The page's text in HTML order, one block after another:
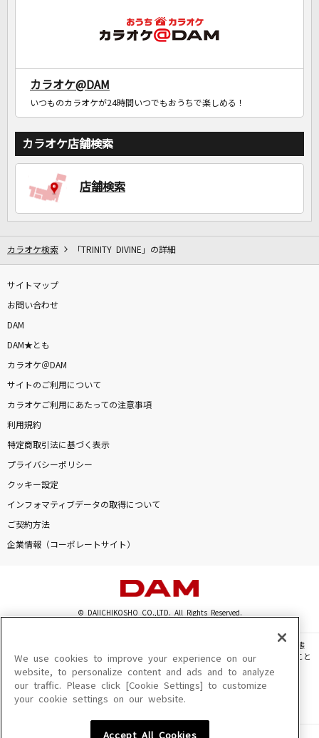
カラオケ@DAM
いつものカラオケが24時間いつでもおうちで楽しめる！
カラオケ店舗検索
店舗検索
カラオケ検索 「TRINITY DIVINE」の詳細
サイトマップ
お問い合わせ
DAM
DAM★とも
カラオケ＠DAM
サイトのご利用について
カラオケご利用にあたっての注意事項
利用規約
特定商取引法に基づく表示
プライバシーポリシー
クッキー設定
インフォマティブデータの取得について
ご契約方法
企業情報（コーポレートサイト）
© DAIICHIKOSHO CO.,LTD. All Rights Reserved.
このサイトに掲載されている一切の文章・画像・写真・動画・音声等を、手段や形態
を問わず、著作権法の定める範囲を超えて無断で複製、転載、ファイル化などすること
を禁じます。
楽曲及びコンテンツは、機種によりご利用いただけない場合があります。
楽曲及びコンテンツの配信日、配信内容が変更になる場合があります。
We use cookies to improve your experience on our
website, to personalize content and ads and to analyze
our traffic. Please click [Cookie Settings] to customize
your cookie settings on our website.
Accept All Cookies